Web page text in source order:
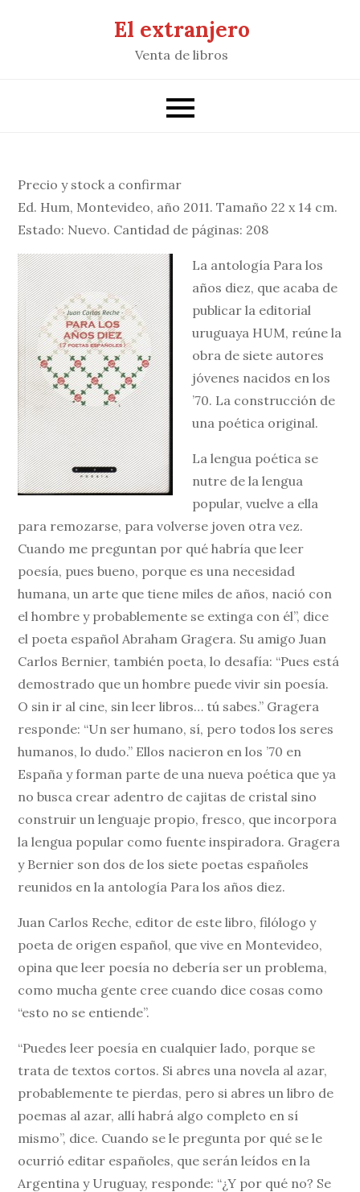
El extranjero
Venta de libros
Precio y stock a confirmar
Ed. Hum, Montevideo, año 2011. Tamaño 22 x 14 cm.
Estado: Nuevo. Cantidad de páginas: 208
La antología Para los
años diez, que acaba de
publicar la editorial
uruguaya HUM, reúne la
obra de siete autores
jóvenes nacidos en los
’70. La construcción de
una poética original.
La lengua poética se
nutre de la lengua
popular, vuelve a ella
para remozarse, para volverse joven otra vez.
Cuando me preguntan por qué habría que leer
poesía, pues bueno, porque es una necesidad
humana, un arte que tiene miles de años, nació con
el hombre y probablemente se extinga con él”, dice
el poeta español Abraham Gragera. Su amigo Juan
Carlos Bernier, también poeta, lo desafía: “Pues está
demostrado que un hombre puede vivir sin poesía.
O sin ir al cine, sin leer libros… tú sabes.” Gragera
responde: “Un ser humano, sí, pero todos los seres
humanos, lo dudo.” Ellos nacieron en los ’70 en
España y forman parte de una nueva poética que ya
no busca crear adentro de cajitas de cristal sino
construir un lenguaje propio, fresco, que incorpora
la lengua popular como fuente inspiradora. Gragera
y Bernier son dos de los siete poetas españoles
reunidos en la antología Para los años diez.
Juan Carlos Reche, editor de este libro, filólogo y
poeta de origen español, que vive en Montevideo,
opina que leer poesía no debería ser un problema,
como mucha gente cree cuando dice cosas como
“esto no se entiende”.
“Puedes leer poesía en cualquier lado, porque se
trata de textos cortos. Si abres una novela al azar,
probablemente te pierdas, pero si abres un libro de
poemas al azar, allí habrá algo completo en sí
mismo”, dice. Cuando se le pregunta por qué se le
ocurrió editar españoles, que serán leídos en la
Argentina y Uruguay, responde: “¿Y por qué no? Se